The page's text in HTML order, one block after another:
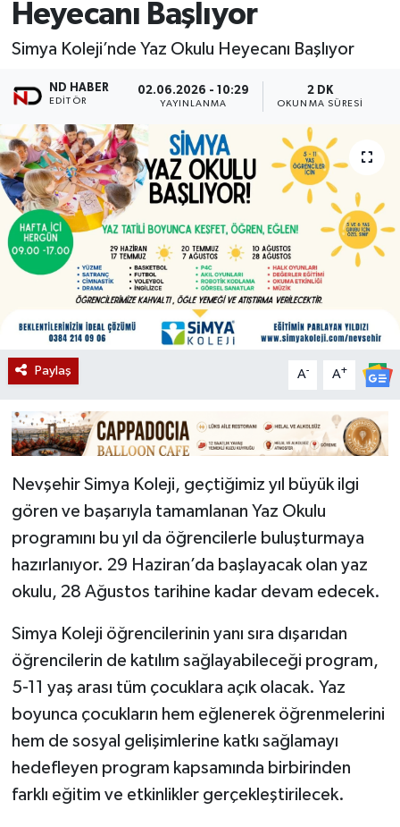
Heyecanı Başlıyor
Simya Koleji’nde Yaz Okulu Heyecanı Başlıyor
ND HABER
EDITÖR
02.06.2026 - 10:29
YAYINLANMA
2 DK
OKUNMA SÜRESI
Paylaş A- A+
Nevşehir Simya Koleji, geçtiğimiz yıl büyük ilgi
gören ve başarıyla tamamlanan Yaz Okulu
programını bu yıl da öğrencilerle buluşturmaya
hazırlanıyor. 29 Haziran’da başlayacak olan yaz
okulu, 28 Ağustos tarihine kadar devam edecek.
Simya Koleji öğrencilerinin yanı sıra dışarıdan
öğrencilerin de katılım sağlayabileceği program,
5-11 yaş arası tüm çocuklara açık olacak. Yaz
boyunca çocukların hem eğlenerek öğrenmelerini
hem de sosyal gelişimlerine katkı sağlamayı
hedefleyen program kapsamında birbirinden
farklı eğitim ve etkinlikler gerçekleştirilecek.